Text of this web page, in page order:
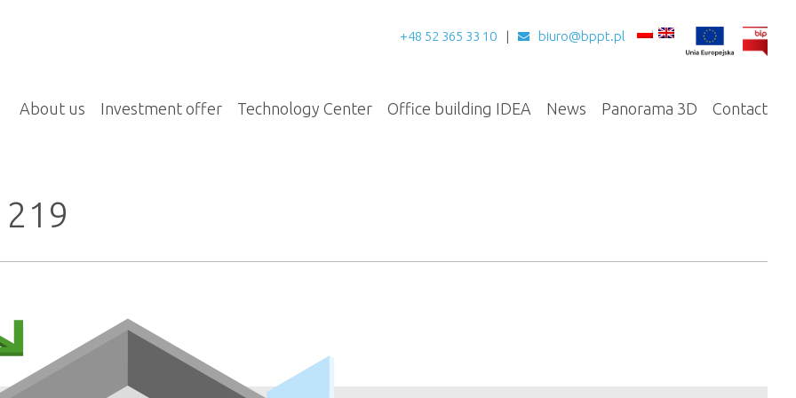
+48 52 365 33 10 biuro@bppt.pl
About us Investment offer Technology Center Office building IDEA News Panorama 3D Contact